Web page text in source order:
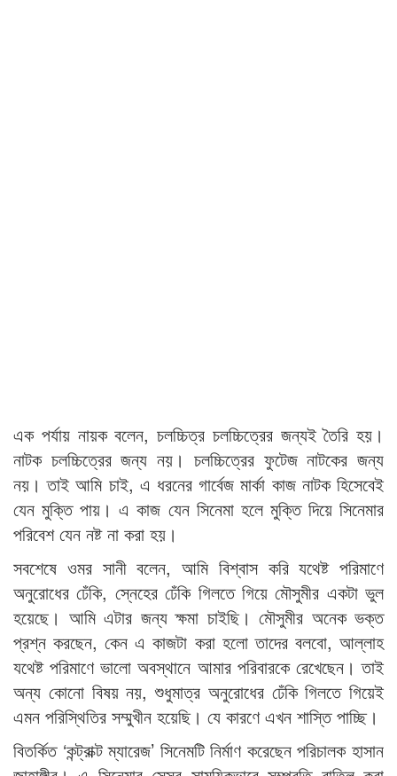
এক পর্যায় নায়ক বলেন, চলচ্চিত্র চলচ্চিত্রের জন্যই তৈরি হয়।
নাটক চলচ্চিত্রের জন্য নয়। চলচ্চিত্রের ফুটেজ নাটকের জন্য
নয়। তাই আমি চাই, এ ধরনের গার্বেজ মার্কা কাজ নাটক হিসেবেই
যেন মুক্তি পায়। এ কাজ যেন সিনেমা হলে মুক্তি দিয়ে সিনেমার
পরিবেশ যেন নষ্ট না করা হয়।
সবশেষে ওমর সানী বলেন, আমি বিশ্বাস করি যথেষ্ট পরিমাণে
অনুরোধের ঢেঁকি, স্নেহের ঢেঁকি গিলতে গিয়ে মৌসুমীর একটা ভুল
হয়েছে। আমি এটার জন্য ক্ষমা চাইছি। মৌসুমীর অনেক ভক্ত
প্রশ্ন করছেন, কেন এ কাজটা করা হলো তাদের বলবো, আল্লাহ
যথেষ্ট পরিমাণে ভালো অবস্থানে আমার পরিবারকে রেখেছেন। তাই
অন্য কোনো বিষয় নয়, শুধুমাত্র অনুরোধের ঢেঁকি গিলতে গিয়েই
এমন পরিস্থিতির সম্মুখীন হয়েছি। যে কারণে এখন শাস্তি পাচ্ছি।
বিতর্কিত ‘কন্ট্রাক্ট ম্যারেজ’ সিনেমটি নির্মাণ করেছেন পরিচালক হাসান